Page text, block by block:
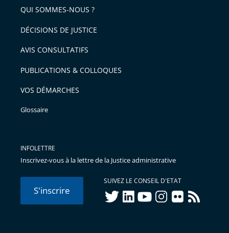
QUI SOMMES-NOUS ?
DÉCISIONS DE JUSTICE
AVIS CONSULTATIFS
PUBLICATIONS & COLLOQUES
VOS DÉMARCHES
Glossaire
INFOLETTRE
Inscrivez-vous à la lettre de la Justice administrative
S'inscrire
SUIVEZ LE CONSEIL D'ETAT
twitterlinkedInyoutubeinstagram
flickr rss